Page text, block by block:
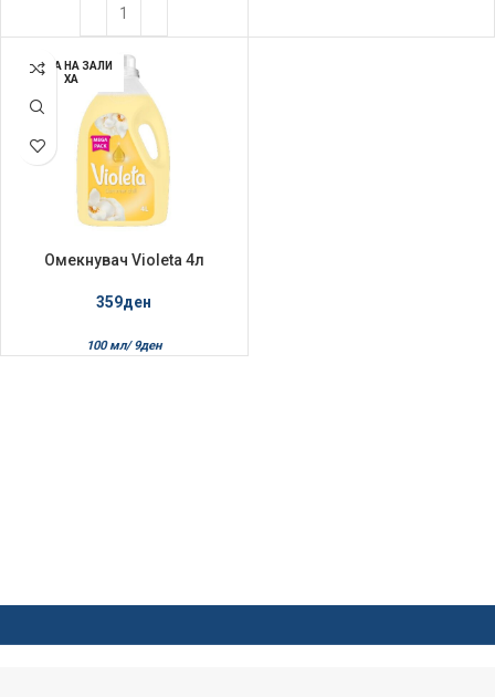
НЕМА НА ЗАЛИ
ХА
Омекнувач Violeta 4л
359ден
100 мл/ 9ден